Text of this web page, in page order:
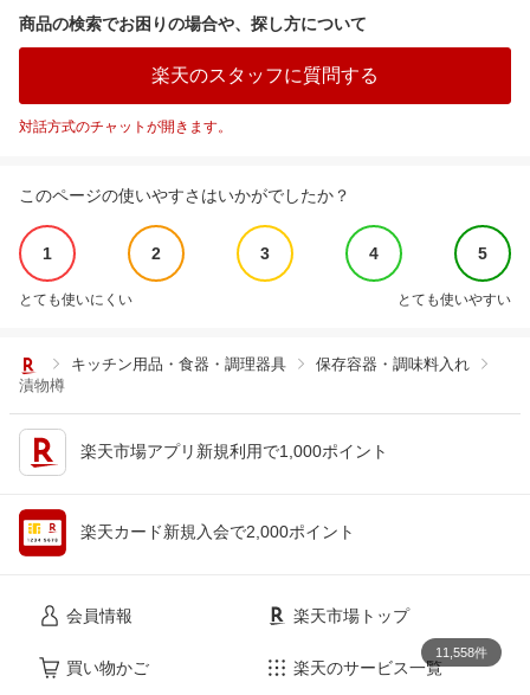
商品の検索でお困りの場合や、探し方について
楽天のスタッフに質問する
対話方式のチャットが開きます。
このページの使いやすさはいかがでしたか？
1 2 3 4 5
とても使いにくい とても使いやすい
キッチン用品・食器・調理器具
保存容器・調味料入れ
漬物樽
楽天市場アプリ新規利用で1,000ポイント
楽天カード新規入会で2,000ポイント
会員情報
買い物かご
楽天市場トップ
楽天のサービス一覧
11,558件